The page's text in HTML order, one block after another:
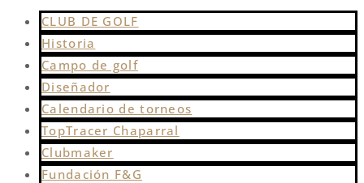
CLUB DE GOLF
Historia
Campo de golf
Diseñador
Calendario de torneos
TopTracer Chaparral
Clubmaker
Fundación F&G